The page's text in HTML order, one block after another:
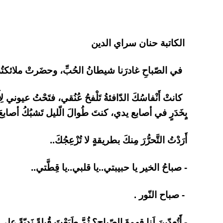
الكاتبة حنان سراي الدين
في الصّباحِ غادرَنا شيطانُ الحُبِّ، وحضَرتْ
كانتْ أَنْفاسُكَ الدّافئةُ تَلْفحُ عُنُقي، فتَحْتُ
بٍخَدَرٍ في أصابع يدي، كنتَ طُوالَ الّليل تَشبُكُ
أَرَدْتُ التَّحرُّرَ مِنكَ بطريقةٍ لا تُزْعِجُكَ..
- صباحُ الخير يا حبيبتي..يا قلبي..يا قِطَّتي..
- صباح النّور .